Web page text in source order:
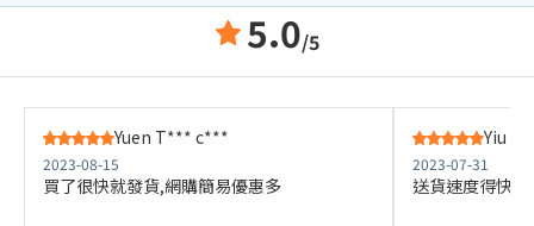
5.0/5
Yuen T*** c***
2023-08-15
買了很快就發貨,網購簡易優惠多
Yiu
2023-07-31
送貨速度得快